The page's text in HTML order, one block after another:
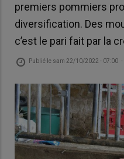
premiers pommiers
diversification. Des
c’est le pari fait par la
Publié le sam 22/10/2022 - 07:00 -